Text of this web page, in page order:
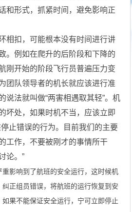
和形式，抓紧时间，避免影响正
扣，可能根本没有时间进行讲
。例如在爬升的后阶段和下降的
刚开始的阶段飞行员普遍压力变
团队领导者的机长就应该进行准
说法就叫做“两害相遇取其轻”。机
坏处，如果时机不当，应该立即
止错误的行为。目前我们的主要
工作，不要被刚才的事情所干
论。 ”
影响到了航班的安全运行，这时候机
正组员错误，将航班的运行恢复到安
果不能保证安全运行，宁可立即停止